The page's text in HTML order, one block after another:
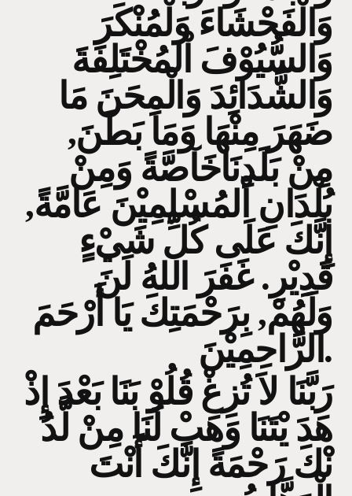
وَالْفَحْشَاءَ وَلْمُنْكَرَ
وَالسُّيُوْفَ اْلمُخْتَلِفَةَ
وَالشَّدَائِدَ وَالْمِحَنَ مَا
ضَهَرَ مِنْهَا وَمَا بَطَنَ,
مِنْ بَلَدِنَاخَآصَّةً وَمِنْ
بُلْدَانِ اْلمُسْلِمِيْنَ عَامَّةً,
إِنَّكَ عَلَى كُلِّ شَيْءٍ
قَدِيْرِ. غَفَرَ اللهُ لَنَ
وَلَهُمْ, بِرَحْمَتِكَ يَا أَرْحَمَ
الرَّاحِمِيْنَ.
رَبَّنَا لاَ تُزِغْ قُلُوْ بَنَا بَعْدَ إِذْ
هَدَ يْتَنَا وَهَبْ لَنَا مِنْ لَّدُ
نْكَ رَحْمَةً إِنَّكَ أَنْتَ